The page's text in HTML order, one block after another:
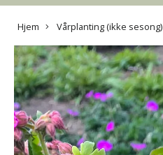
Hjem Vårplanting (ikke sesong)